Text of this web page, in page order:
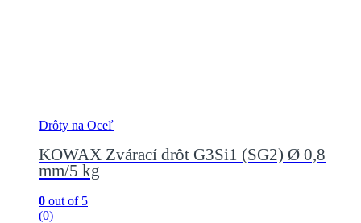
Drôty na Oceľ
KOWAX Zvárací drôt G3Si1 (SG2) Ø 0,8
mm/5 kg
0 out of 5
(0)